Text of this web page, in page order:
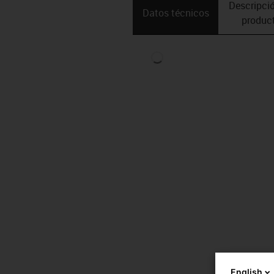
Datos técnicos
English